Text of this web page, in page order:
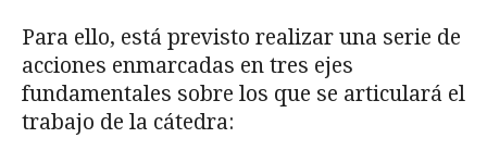
Para ello, está previsto realizar una serie de
acciones enmarcadas en tres ejes
fundamentales sobre los que se articulará el
trabajo de la cátedra: